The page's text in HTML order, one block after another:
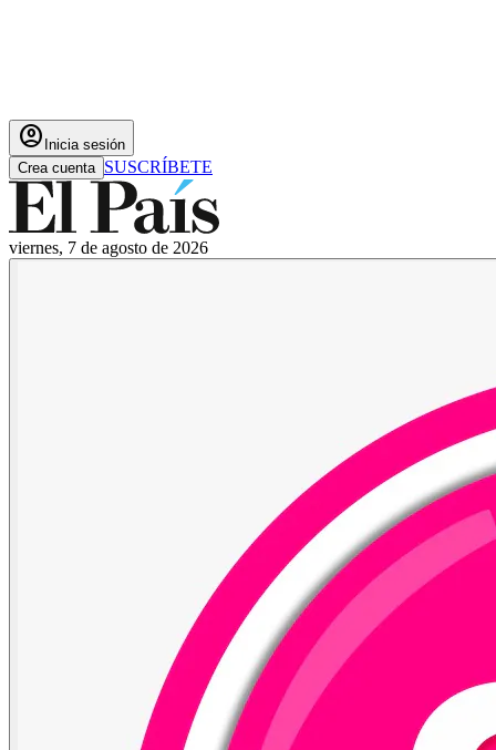
account_circle Inicia sesión
Crea cuenta SUSCRÍBETE
viernes, 7 de agosto de 2026